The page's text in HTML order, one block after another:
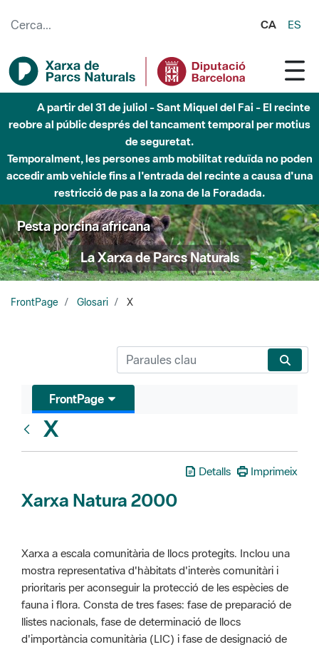
CA ES
A partir del 31 de juliol - Sant Miquel del Fai - El recinte
reobre al públic després del tancament temporal per motius
de seguretat.
Temporalment, les persones amb mobilitat reduïda no poden
accedir amb vehicle fins a l'entrada del recinte a causa d'una
restricció de pas a la zona de la Foradada.
Pesta porcina africana
La Xarxa de Parcs Naturals
FrontPage Glosari X
FrontPage
X
Detalls Imprimeix
Xarxa Natura 2000
Xarxa a escala comunitària de llocs protegits. Inclou una
mostra representativa d'hàbitats d'interès comunitàri i
prioritaris per aconseguir la protecció de les espècies de
fauna i flora. Consta de tres fases: fase de preparació de
llistes nacionals, fase de determinació de llocs
d'importància comunitària (LIC) i fase de designació de